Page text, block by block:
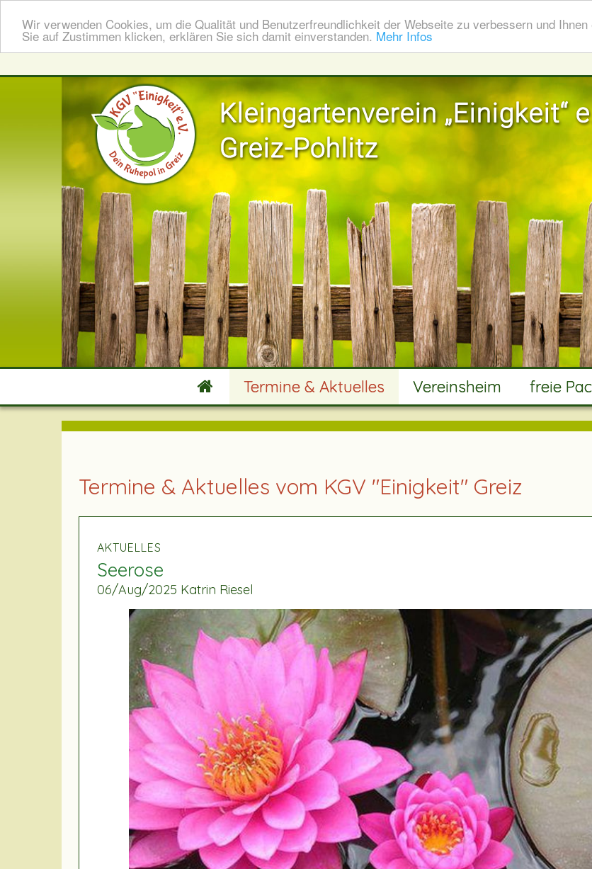
Wir verwenden Cookies, um die Qualität und Benutzerfreundlichkeit der Webseite zu verbessern und
Sie auf Zustimmen klicken, erklären Sie sich damit einverstanden. Mehr Infos
Termine & Aktuelles Vereinsheim freie
Termine & Aktuelles vom KGV "Einigkeit" Greiz
AKTUELLES
Seerose
06/Aug/2025 Katrin Riesel